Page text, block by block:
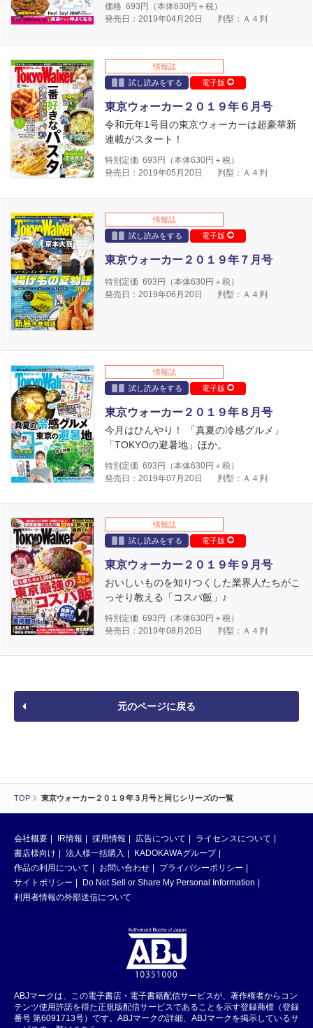
TOP 東京ウォーカー２０１９年３月号と同じシリーズの一覧
価格 693 円（本体630円＋税）
発売日：2019年04月20日
判型：Ａ４判
情報誌
試し読みをする
電子版
東京ウォーカー２０１９年６月号
令和元年1号目の東京ウォーカーは超豪華新
連載がスタート！
特別定価 693 円（本体630円＋税）
発売日：2019年05月20日
判型：Ａ４判
情報誌
試し読みをする
電子版
東京ウォーカー２０１９年７月号
特別定価 693円（本体630円＋税）
発売日：2019年06月20日
判型：Ａ４判
情報誌
試し読みをする
電子版
東京ウォーカー２０１９年８月号
今月はひんやり！ 「真夏の冷感グルメ」
「TOKYOの避暑地」ほか。
特別定価 693 円（本体630円＋税）
発売日：2019年07月20日
判型：Ａ４判
情報誌
試し読みをする
電子版
東京ウォーカー２０１９年９月号
おいしいものを知りつくした業界人たちがこ
っそり教える「コスパ飯」♪
特別定価 693 円（本体630円＋税）
発売日：2019年08月20日
判型：Ａ４判
元のページに戻る
会社概要 IR情報 採用情報 広告について
ライセンスについて
書店様向け
法人様一括購入
KADOKAWAグループ
作品の利用について
お問い合わせ
プライバシーポリシー
サイトポリシー
Do Not Sell or Share My Personal Information
利用者情報の外部送信について
ABJマークは、この電子書店・電子書籍配信サービスが、著作権者からコン
テンツ使用許諾を得た正規版配信サービスであることを示す登録商標（登録
番号 第6091713号）です。ABJマークの詳細、ABJマークを掲示しているサ